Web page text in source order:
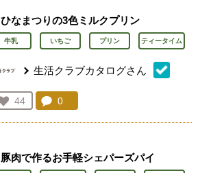
ひなまつりの3色ミルクプリン
牛乳 いちご プリン ティータイム
生活クラブカタログさん
お気に入り登録：
44
人が登録
コメント：
0
豚肉で作るお手軽シェパーズパイ